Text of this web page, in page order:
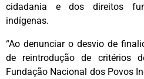
cidadania e dos direitos
indígenas.
“Ao denunciar o desvio de
de reintrodução de critérios
Fundação Nacional dos Povos